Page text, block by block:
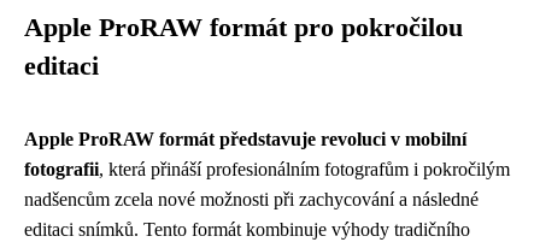
Apple ProRAW formát pro pokročilou
editaci
Apple ProRAW formát představuje revoluci v mobilní
fotografii, která přináší profesionálním fotografům i pokročilým
nadšencům zcela nové možnosti při zachycování a následné
editaci snímků. Tento formát kombinuje výhody tradičního